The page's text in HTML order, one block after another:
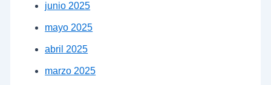
junio 2025
mayo 2025
abril 2025
marzo 2025